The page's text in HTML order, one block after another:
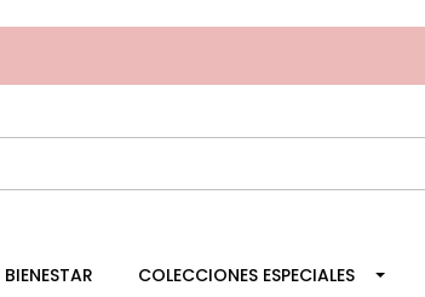
BIENESTAR COLECCIONES ESPECIALES